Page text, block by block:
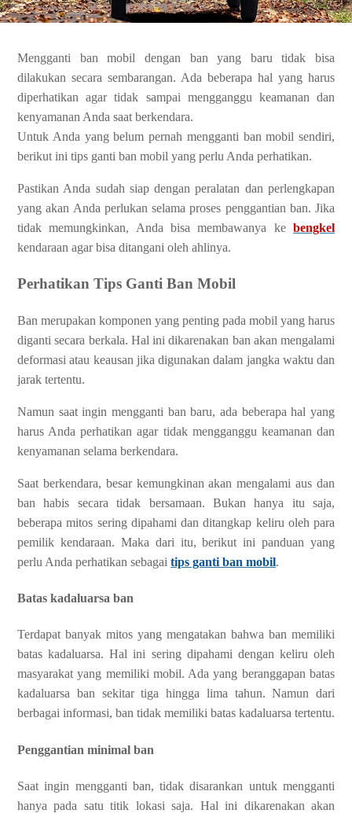
Mengganti ban mobil dengan ban yang baru tidak bisa
dilakukan secara sembarangan. Ada beberapa hal yang harus
diperhatikan agar tidak sampai mengganggu keamanan dan
kenyamanan Anda saat berkendara.
Untuk Anda yang belum pernah mengganti ban mobil sendiri,
berikut ini tips ganti ban mobil yang perlu Anda perhatikan.
Pastikan Anda sudah siap dengan peralatan dan perlengkapan
yang akan Anda perlukan selama proses penggantian ban. Jika
tidak memungkinkan, Anda bisa membawanya ke bengkel
kendaraan agar bisa ditangani oleh ahlinya.
Perhatikan Tips Ganti Ban Mobil
Ban merupakan komponen yang penting pada mobil yang harus
diganti secara berkala. Hal ini dikarenakan ban akan mengalami
deformasi atau keausan jika digunakan dalam jangka waktu dan
jarak tertentu.
Namun saat ingin mengganti ban baru, ada beberapa hal yang
harus Anda perhatikan agar tidak mengganggu keamanan dan
kenyamanan selama berkendara.
Saat berkendara, besar kemungkinan akan mengalami aus dan
ban habis secara tidak bersamaan. Bukan hanya itu saja,
beberapa mitos sering dipahami dan ditangkap keliru oleh para
pemilik kendaraan. Maka dari itu, berikut ini panduan yang
perlu Anda perhatikan sebagai tips ganti ban mobil.
Batas kadaluarsa ban
Terdapat banyak mitos yang mengatakan bahwa ban memiliki
batas kadaluarsa. Hal ini sering dipahami dengan keliru oleh
masyarakat yang memiliki mobil. Ada yang beranggapan batas
kadaluarsa ban sekitar tiga hingga lima tahun. Namun dari
berbagai informasi, ban tidak memiliki batas kadaluarsa tertentu.
Penggantian minimal ban
Saat ingin mengganti ban, tidak disarankan untuk mengganti
hanya pada satu titik lokasi saja. Hal ini dikarenakan akan